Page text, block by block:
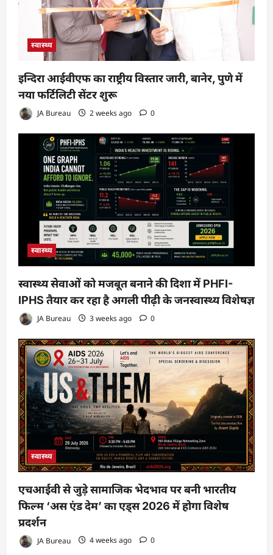
स्वास्थ्य
इन्दिरा आईवीएफ का राष्ट्रीय विस्तार जारी, बानेर, पुणे में
नया फर्टिलिटी सेंटर शुरू
JA Bureau 2 weeks ago 0
स्वास्थ्य
स्वास्थ्य सेवाओं को मजबूत बनाने की दिशा में PHFI-
IPHS तैयार कर रहा है अगली पीढ़ी के जनस्वास्थ्य विशेषज्ञ
JA Bureau 3 weeks ago 0
स्वास्थ्य
एचआईवी से जुड़े सामाजिक भेदभाव पर बनी भारतीय
फिल्म ‘अस एंड देम’ का एड्स 2026 में होगा विशेष
प्रदर्शन
JA Bureau 4 weeks ago 0